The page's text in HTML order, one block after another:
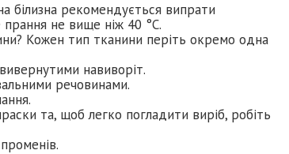
білизна рекомендується випрати
не вище ніж 40 °C.
Кожен тип тканини періть окремо одна
навиворіт.
речовинами.
та, щоб легко погладити виріб, робіть